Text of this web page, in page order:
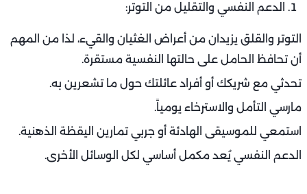
الدعم النفسي والتقليل من التوتر:
التوتر والقلق يزيدان من أعراض الغثيان والقيء، لذا من المهم
أن تحافظ الحامل على حالتها النفسية مستقرة.
تحدثي مع شريكك أو أفراد عائلتك حول ما تشعرين به.
مارسي التأمل والاسترخاء يومياً.
استمعي للموسيقى الهادئة أو جربي تمارين اليقظة الذهنية.
الدعم النفسي يُعد مكمل أساسي لكل الوسائل الأخرى.